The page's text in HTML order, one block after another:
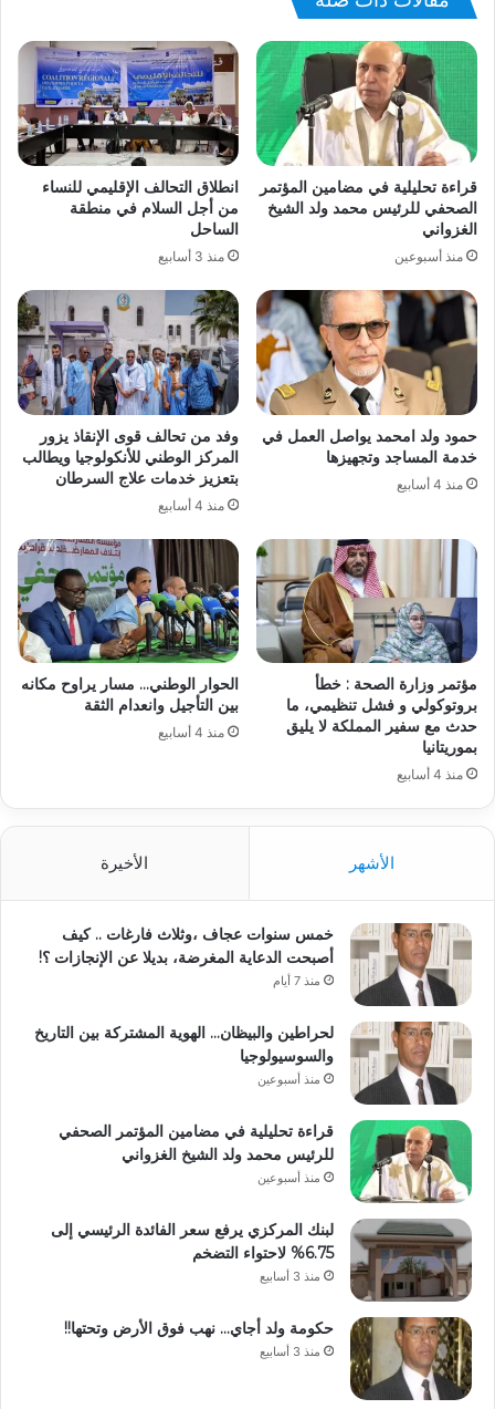
قراءة تحليلية في مضامين المؤتمر
الصحفي للرئيس محمد ولد الشيخ
الغزواني
منذ أسبوعين
انطلاق التحالف الإقليمي للنساء
من أجل السلام في منطقة
الساحل
منذ 3 أسابيع
حمود ولد امحمد يواصل العمل في
خدمة المساجد وتجهيزها
منذ 4 أسابيع
وفد من تحالف قوى الإنقاذ يزور
المركز الوطني للأنكولوجيا ويطالب
بتعزيز خدمات علاج السرطان
منذ 4 أسابيع
مؤتمر وزارة الصحة : خطأ
بروتوكولي و فشل تنظيمي، ما
حدث مع سفير المملكة لا يليق
بموريتانيا
منذ 4 أسابيع
الحوار الوطني… مسار يراوح مكانه
بين التأجيل وانعدام الثقة
منذ 4 أسابيع
الأشهر الأخيرة
خمس سنوات عجاف ،وثلاث فارغات .. كيف
أصبحت الدعاية المغرضة، بديلا عن الإنجازات ؟!
منذ 7 أيام
لحراطين والبيظان… الهوية المشتركة بين التاريخ
والسوسيولوجيا
منذ أسبوعين
قراءة تحليلية في مضامين المؤتمر الصحفي
للرئيس محمد ولد الشيخ الغزواني
منذ أسبوعين
لبنك المركزي يرفع سعر الفائدة الرئيسي إلى
6.75% لاحتواء التضخم
منذ 3 أسابيع
حكومة ولد أجاي… نهب فوق الأرض وتحتها!!
منذ 3 أسابيع